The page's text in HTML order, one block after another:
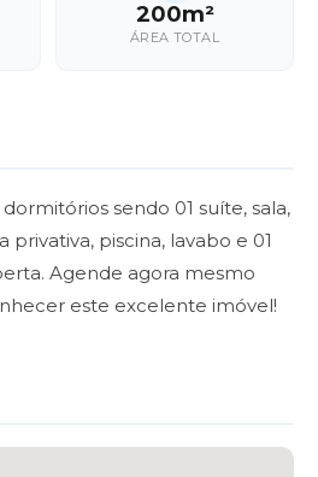
200m²
ÁREA TOTAL
sendo 01 suíte, sala,
piscina, lavabo e 01
Agende agora mesmo
este excelente imóvel!